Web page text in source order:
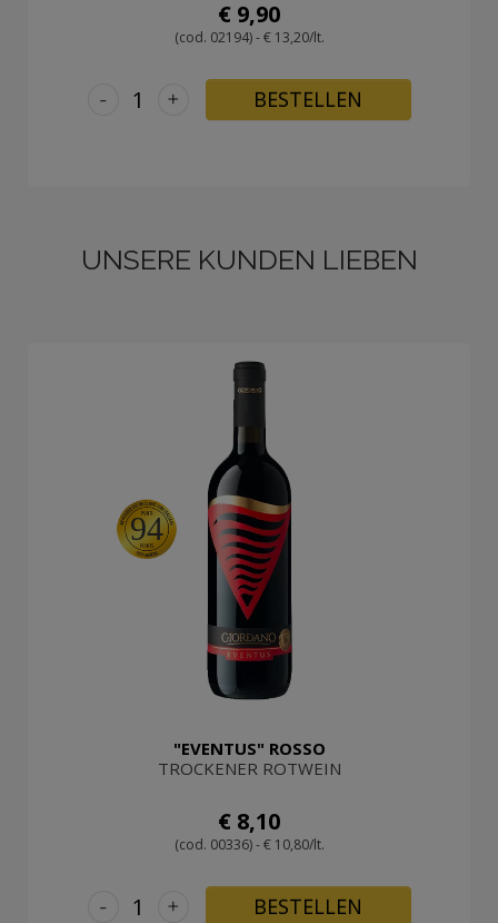
€ 9,90
(cod. 02194) - € 13,20/lt.
+
- BESTELLEN
UNSERE KUNDEN LIEBEN
94
"EVENTUS" ROSSO
TROCKENER ROTWEIN
€ 8,10
(cod. 00336) - € 10,80/lt.
+
- BESTELLEN